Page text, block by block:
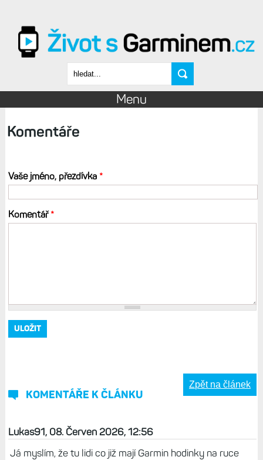
Vyhledávání
Menu
Komentáře
Vaše jméno, přezdívka *
Komentář*
KOMENTÁŘE K ČLÁNKU
Zpět na článek
Lukas91, 08. Červen 2026, 12:56
Já myslím, že tu lidi co již mají Garmin hodinky na ruce